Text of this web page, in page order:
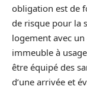
obligation est de
de risque pour la
logement avec
immeuble à
être équipé des
d’une arrivée et